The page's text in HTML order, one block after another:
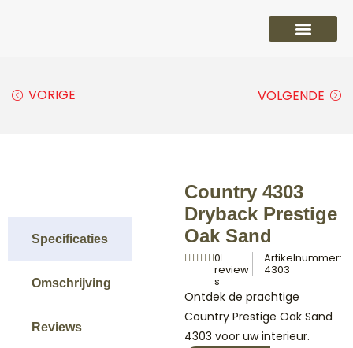
VORIGE VOLGENDE
Specificaties
Omschrijving
Reviews
Country 4303
Dryback Prestige
Oak Sand
0
review
s
Artikelnummer:
4303
Ontdek de prachtige
Country Prestige Oak Sand
4303 voor uw interieur.